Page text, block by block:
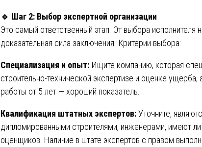
🔹 Шаг 2: Выбор экспертной организации
Это самый ответственный этап. От выбора исполнителя
доказательная сила заключения. Критерии выбора:
Специализация и опыт: Ищите компанию, которая
строительно-технической экспертизе и оценке
работы от 5 лет — хороший показатель.
Квалификация штатных экспертов:Уточните,
дипломированными строителями, инженерами, имеют
оценщиков. Наличие в штате экспертов с правом